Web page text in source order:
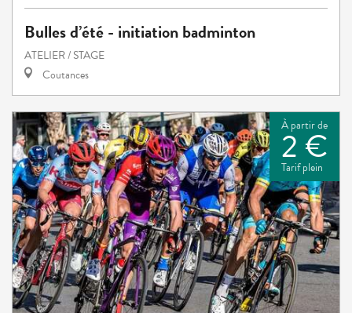
Bulles d’été - initiation badminton
ATELIER / STAGE
Coutances
À partir de
2 €
Tarif plein